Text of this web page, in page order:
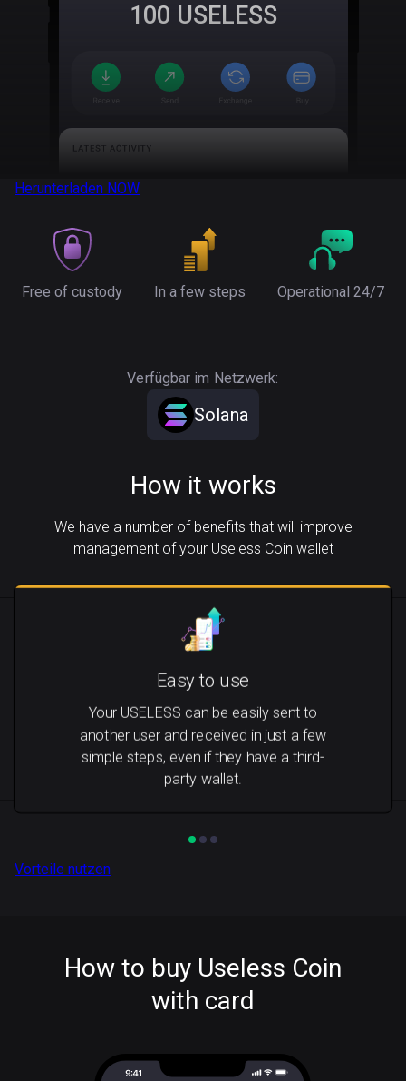
100 USELESS
Herunterladen NOW
Free of custody In a few steps Operational 24/7
Verfügbar im Netzwerk:
Solana
How it works
We have a number of benefits that will improve
management of your Useless Coin wallet
Easy to use
Your USELESS can be easily sent to
another user and received in just a few
simple steps, even if they have a third-
party wallet.
Vorteile nutzen
How to buy Useless Coin
with card